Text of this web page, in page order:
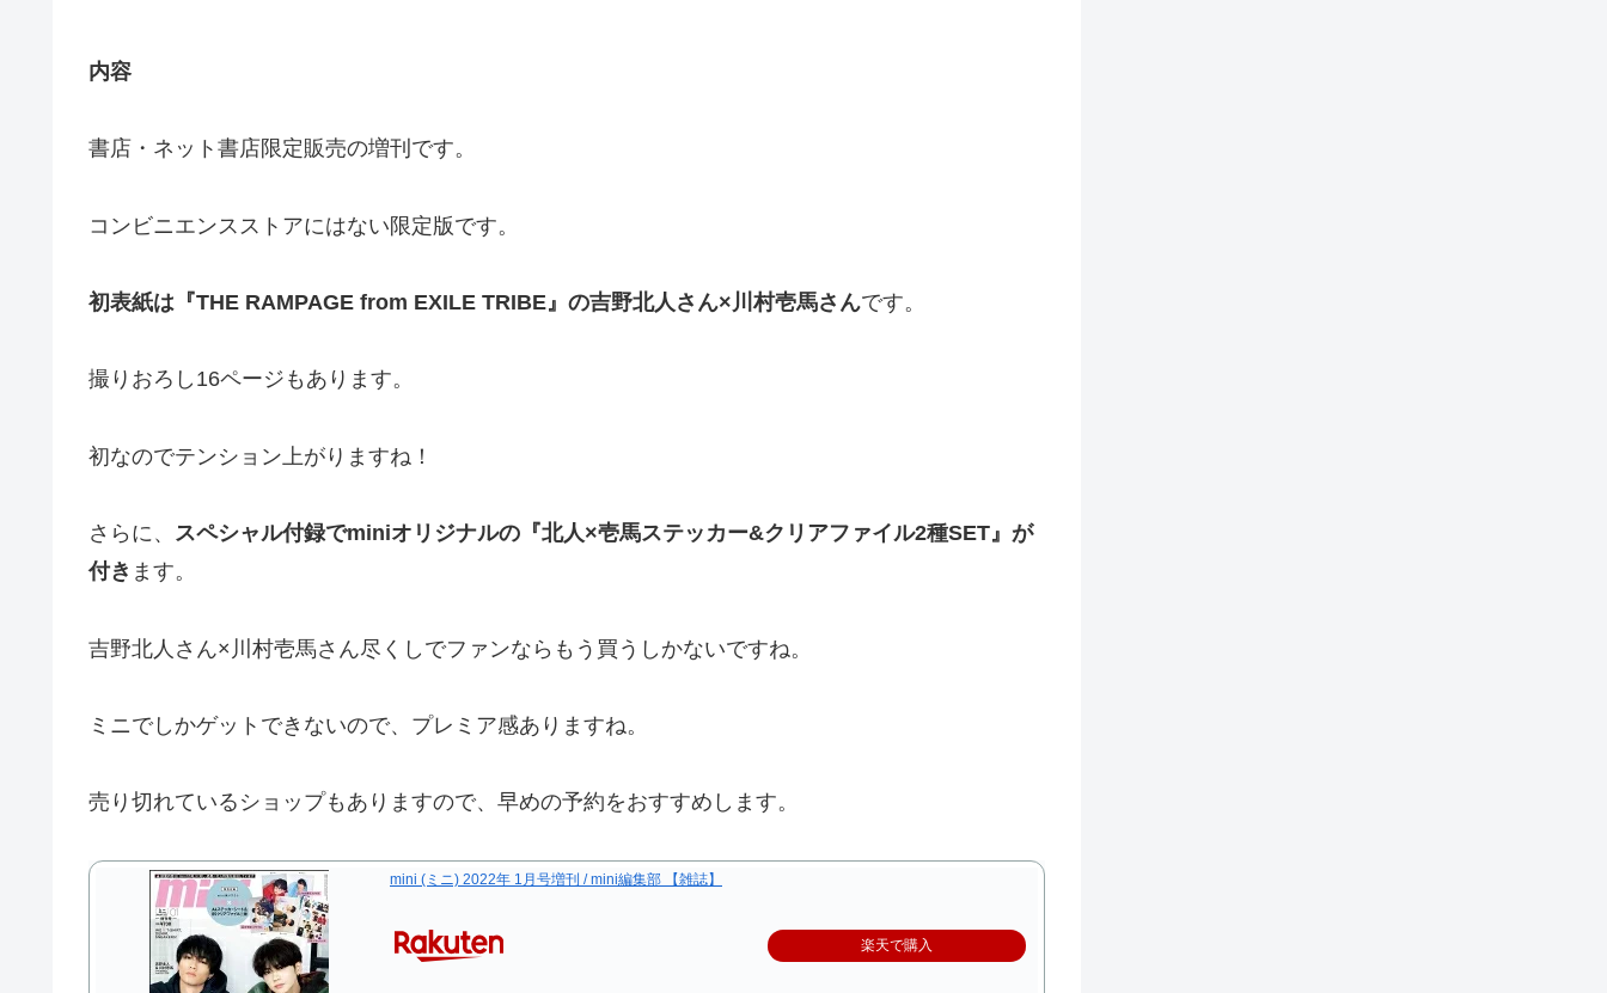
内容
書店・ネット書店限定販売の増刊です。
コンビニエンスストアにはない限定版です。
初表紙は『THE RAMPAGE from EXILE TRIBE』の吉野北人さん×川村壱馬さんです。
撮りおろし16ページもあります。
初なのでテンション上がりますね！
さらに、 スペシャル付録でminiオリジナルの『北人×壱馬ステッカー&クリアファイル2種SET』が
付き ます。
吉野北人さん×川村壱馬さん尽くしでファンならもう買うしかないですね。
ミニでしかゲットできないので、プレミア感ありますね。
売り切れているショップもありますので、早めの予約をおすすめします。
mini (ミニ) 2022年 1月号増刊 / mini編集部 【雑誌】
楽天で購入